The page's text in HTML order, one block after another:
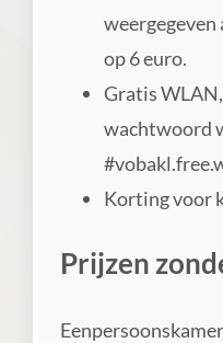
weergegeven
op 6 euro.
Gratis
wachtwoord
Korting voor
Prijzen